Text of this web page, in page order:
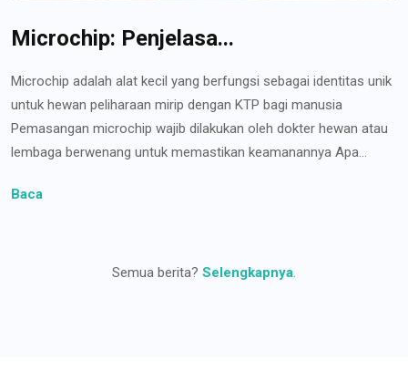
Microchip: Penjelasa...
Microchip adalah alat kecil yang berfungsi sebagai identitas unik
untuk hewan peliharaan mirip dengan KTP bagi manusia
Pemasangan microchip wajib dilakukan oleh dokter hewan atau
lembaga berwenang untuk memastikan keamanannya Apa...
Baca
Semua berita? Selengkapnya